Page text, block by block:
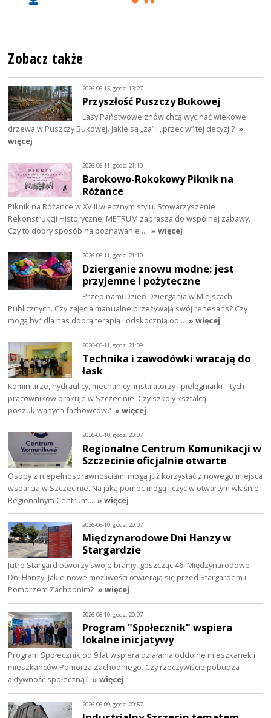
Zobacz także
2026-06-15, godz. 13:27
Przyszłość Puszczy Bukowej
Lasy Państwowe znów chcą wycinać wiekowe
drzewa w Puszczy Bukowej. Jakie są „za” i „przeciw” tej decyzji? »
więcej
2026-06-11, godz. 21:10
Barokowo-Rokokowy Piknik na
Różance
Piknik na Różance w XVIII wiecznym stylu. Stowarzyszenie
Rekonstrukcji Historycznej METRUM zaprasza do wspólnej zabawy.
Czy to dobry sposób na poznawanie … » więcej
2026-06-11, godz. 21:10
Dzierganie znowu modne: jest
przyjemne i pożyteczne
Przed nami Dzień Dziergania w Miejscach
Publicznych. Czy zajęcia manualne przeżywają swój renesans? Czy
mogą być dla nas dobrą terapią i odskocznią od… » więcej
2026-06-11, godz. 21:09
Technika i zawodówki wracają do
łask
Kominiarze, hydraulicy, mechanicy, instalatorzy i pielęgniarki – tych
pracowników brakuje w Szczecinie. Czy szkoły kształcą
poszukiwanych fachowców? » więcej
2026-06-10, godz. 20:07
Regionalne Centrum Komunikacji w
Szczecinie oficjalnie otwarte
Osoby z niepełnosprawnościami mogą już korzystać z nowego miejsca
wsparcia w Szczecinie. Na jaką pomoc mogą liczyć w otwartym właśnie
Regionalnym Centrum… » więcej
2026-06-10, godz. 20:07
Międzynarodowe Dni Hanzy w
Stargardzie
Jutro Stargard otworzy swoje bramy, goszcząc 46. Międzynarodowe
Dni Hanzy. Jakie nowe możliwości otwierają się przed Stargardem i
Pomorzem Zachodnim? » więcej
2026-06-10, godz. 20:07
Program "Społecznik" wspiera
lokalne inicjatywy
Program Społecznik od 9 lat wspiera działania oddolne mieszkanek i
mieszkańców Pomorza Zachodniego. Czy rzeczywiście pobudza
aktywność społeczną? » więcej
2026-06-09, godz. 20:57